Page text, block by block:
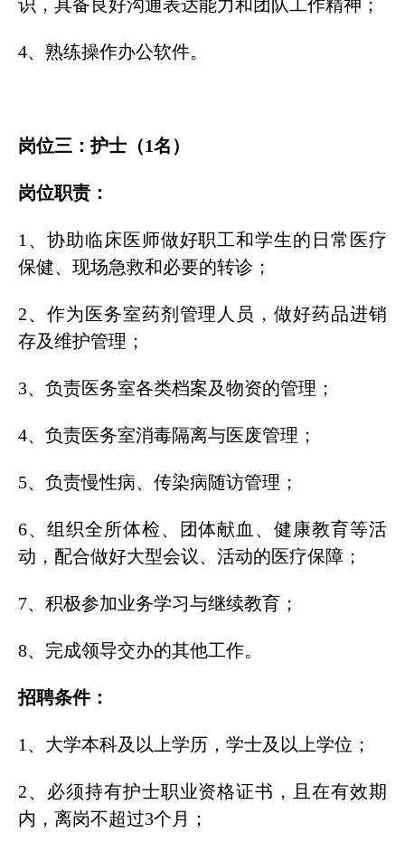
识，具备良好沟通表达能力和团队工作精神；
4、熟练操作办公软件。
岗位三：护士（1名）
岗位职责：
1、协助临床医师做好职工和学生的日常医疗
保健、现场急救和必要的转诊；
2、作为医务室药剂管理人员，做好药品进销
存及维护管理；
3、负责医务室各类档案及物资的管理；
4、负责医务室消毒隔离与医废管理；
5、负责慢性病、传染病随访管理；
6、组织全所体检、团体献血、健康教育等活
动，配合做好大型会议、活动的医疗保障；
7、积极参加业务学习与继续教育；
8、完成领导交办的其他工作。
招聘条件：
1、大学本科及以上学历，学士及以上学位；
2、必须持有护士职业资格证书，且在有效期
内，离岗不超过3个月；